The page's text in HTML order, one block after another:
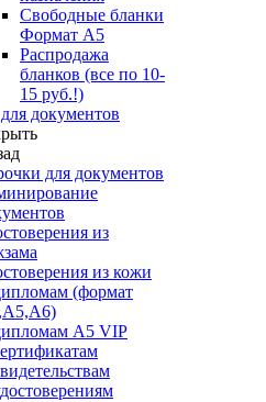
Свободные бланки
Формат А5
Распродажа
бланков (все по 10-
15 руб.!)
документов
для документов
из
из кожи
(формат
А5 VIP